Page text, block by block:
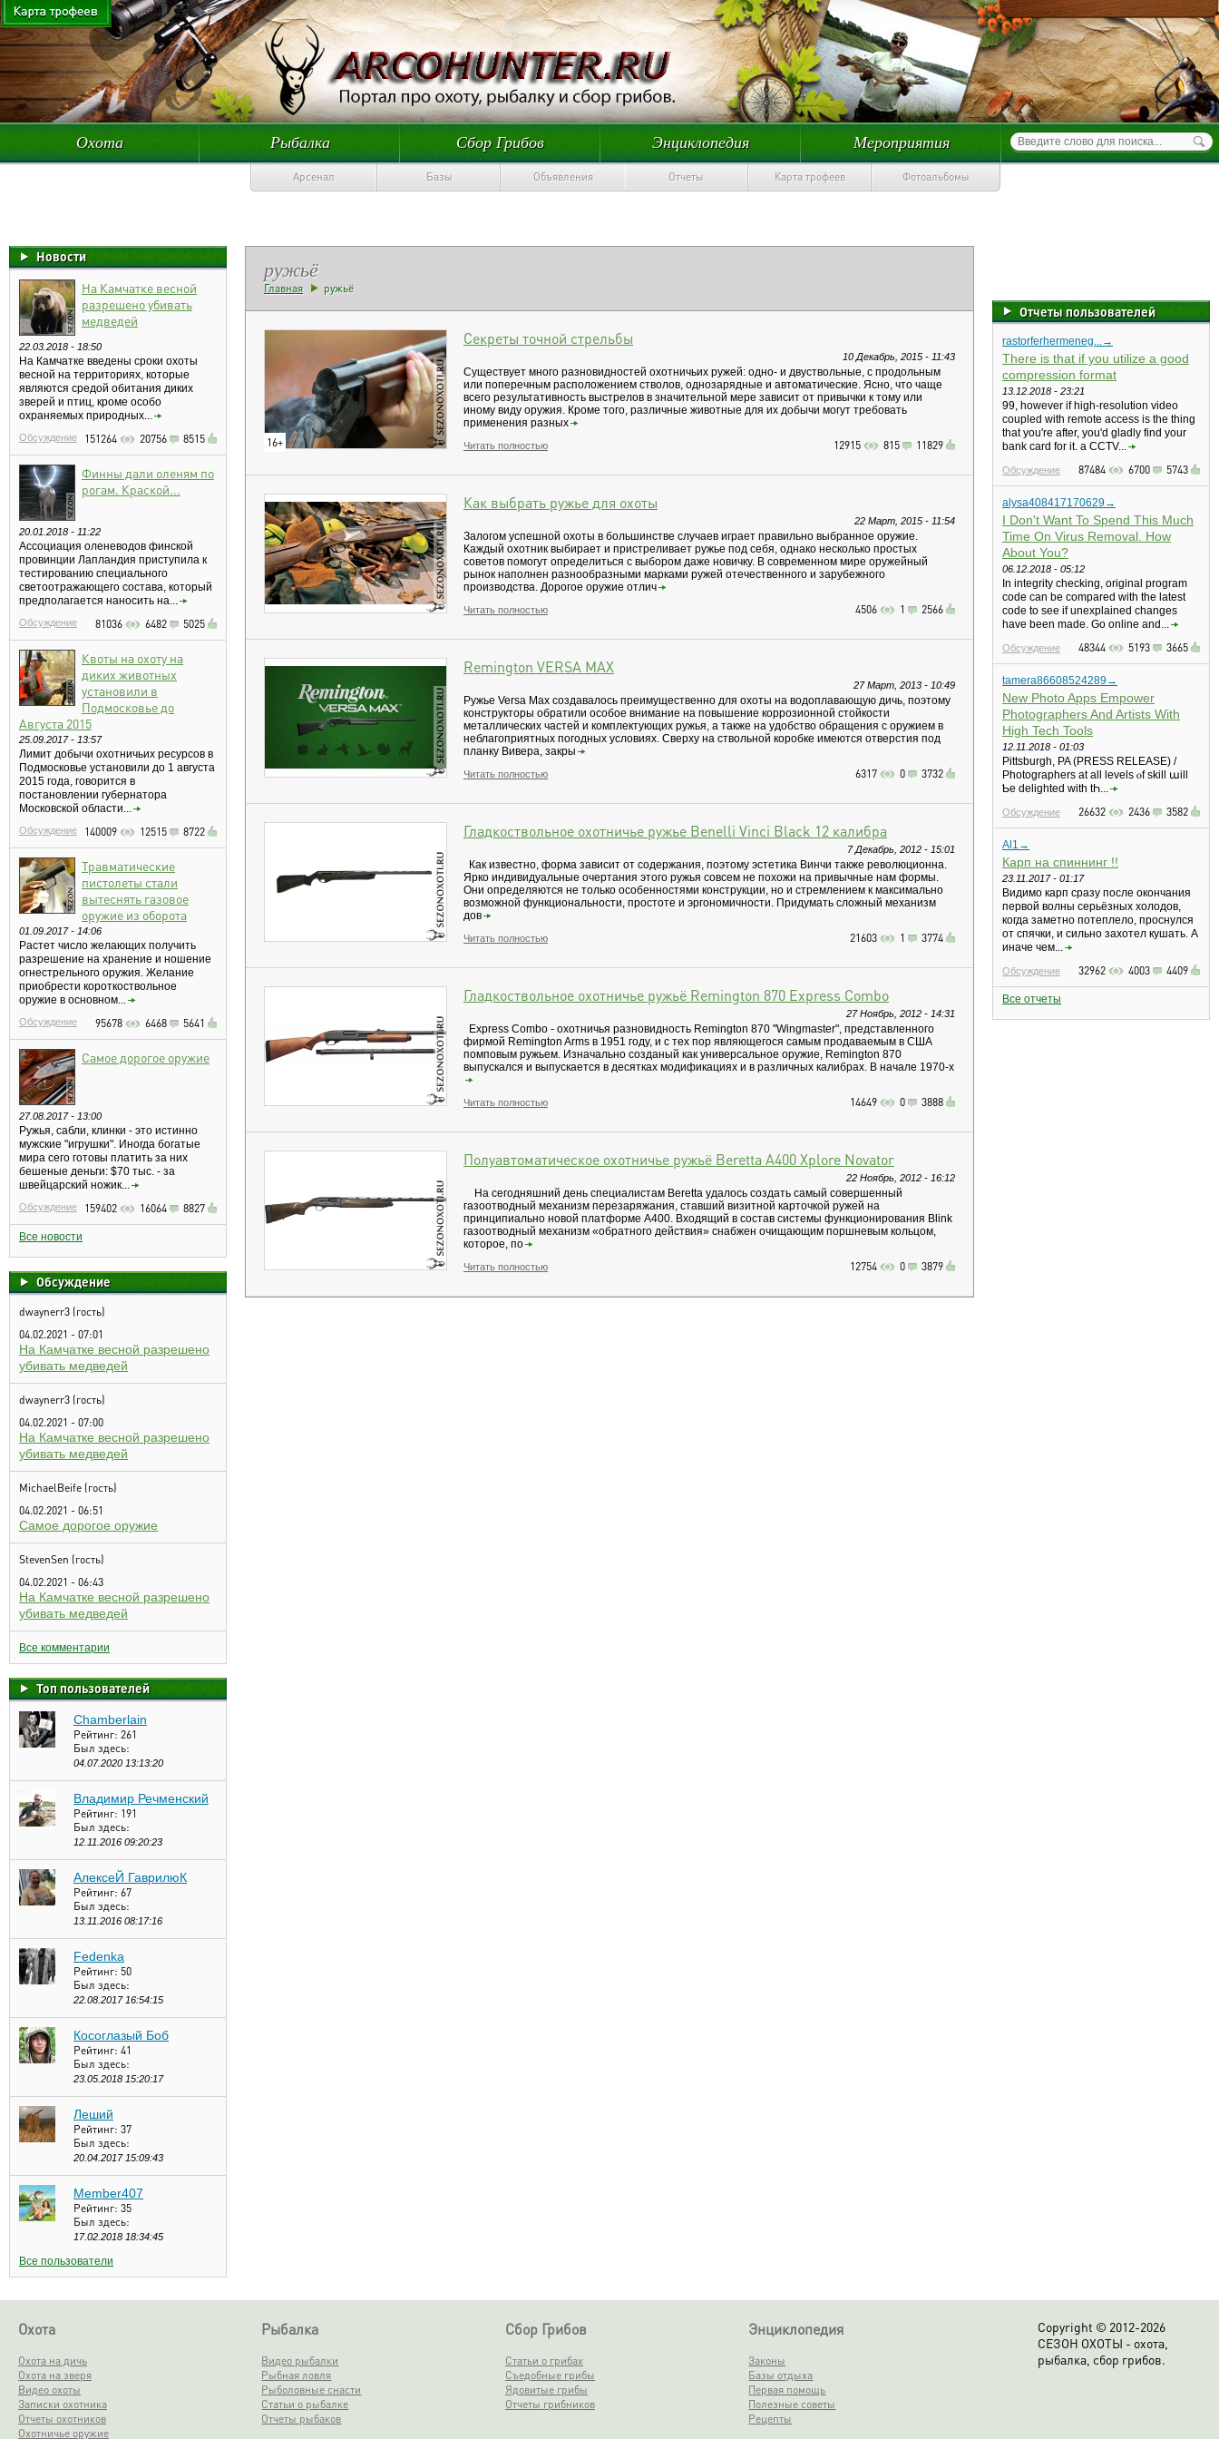
Охота Рыбалка Сбор Грибов Энциклопедия Мероприятия
Арсенал Базы Объявления Отчеты Карта трофеев Фотоальбомы
Новости
На Камчатке весной
разрешено убивать
медведей
22.03.2018 - 18:50
На Камчатке введены сроки охоты
весной на территориях, которые
являются средой обитания диких
зверей и птиц, кроме особо
охраняемых природных...
Обсуждение 151264 20756 8515
Финны дали оленям по
рогам. Краской...
20.01.2018 - 11:22
Ассоциация оленеводов финской
провинции Лапландия приступила к
тестированию специального
светоотражающего состава, который
предполагается наносить на...
Обсуждение 81036 6482 5025
Квоты на охоту на
диких животных
установили в
Подмосковье до
Августа 2015
25.09.2017 - 13:57
Лимит добычи охотничьих ресурсов в
Подмосковье установили до 1 августа
2015 года, говорится в
постановлении губернатора
Московской области...
Обсуждение 140009 12515 8722
Травматические
пистолеты стали
вытеснять газовое
оружие из оборота
01.09.2017 - 14:06
Растет число желающих получить
разрешение на хранение и ношение
огнестрельного оружия. Желание
приобрести короткоствольное
оружие в основном...
Обсуждение 95678 6468 5641
Самое дорогое оружие
27.08.2017 - 13:00
Ружья, сабли, клинки - это истинно
мужские "игрушки". Иногда богатые
мира сего готовы платить за них
бешеные деньги: $70 тыс. - за
швейцарский ножик...
Обсуждение 159402 16064 8827
Все новости
Обсуждение
dwaynerr3 (гость)
04.02.2021 - 07:01
На Камчатке весной разрешено
убивать медведей
dwaynerr3 (гость)
04.02.2021 - 07:00
На Камчатке весной разрешено
убивать медведей
MichaelBeife (гость)
04.02.2021 - 06:51
Самое дорогое оружие
StevenSen (гость)
04.02.2021 - 06:43
На Камчатке весной разрешено
убивать медведей
Все комментарии
Топ пользователей
Chamberlain
Рейтинг: 261
Был здесь:
04.07.2020 13:13:20
Владимир Речменский
Рейтинг: 191
Был здесь:
12.11.2016 09:20:23
АлексеЙ ГаврилюК
Рейтинг: 67
Был здесь:
13.11.2016 08:17:16
Fedenka
Рейтинг: 50
Был здесь:
22.08.2017 16:54:15
Косоглазый Боб
Рейтинг: 41
Был здесь:
23.05.2018 15:20:17
Леший
Рейтинг: 37
Был здесь:
20.04.2017 15:09:43
Member407
Рейтинг: 35
Был здесь:
17.02.2018 18:34:45
Все пользователи
Отчеты пользователей
rastorferhermeneg...→
There is that if you utilize a good
compression format
13.12.2018 - 23:21
99, however if high-resolution video
coupled with remote access is the thing
that you're after, you'd gladly find your
bank card for it. a CCTV...
Обсуждение 87484 6700 5743
alysa408417170629→
I Don't Want To Spend This Much
Time On Virus Removal. How
About You?
06.12.2018 - 05:12
In integrity checking, original program
code can be compared with the latest
code to see if unexplained changes
have been made. Go online and...
Обсуждение 48344 5193 3665
tamera86608524289→
New Photo Apps Empower
Photographers And Artists With
High Tech Tools
12.11.2018 - 01:03
Pittsburgh, PA (PRESS RELEASE) /
Photographers at all levels ⲟf skill աill
Ƅе delighted with tҺ...
Обсуждение 26632 2436 3582
Al1→
Карп на спиннинг !!
23.11.2017 - 01:17
Видимо карп сразу после окончания
первой волны серьёзных холодов,
когда заметно потеплело, проснулся
от спячки, и сильно захотел кушать. А
иначе чем...
Обсуждение 32962 4003 4409
Все отчеты
ружьё
Главная ружьё
16+
Секреты точной стрельбы
10 Декабрь, 2015 - 11:43
Существует много разновидностей охотничьих ружей: одно- и двуствольные, с продольным
или поперечным расположением стволов, однозарядные и автоматические. Ясно, что чаще
всего результативность выстрелов в значительной мере зависит от привычки к тому или
иному виду оружия. Кроме того, различные животные для их добычи могут требовать
применения разных
Читать полностью 12915 815 11829
Как выбрать ружье для охоты
22 Март, 2015 - 11:54
Залогом успешной охоты в большинстве случаев играет правильно выбранное оружие.
Каждый охотник выбирает и пристреливает ружье под себя, однако несколько простых
советов помогут определиться с выбором даже новичку. В современном мире оружейный
рынок наполнен разнообразными марками ружей отечественного и зарубежного
производства. Дорогое оружие отлич
Читать полностью 4506 1 2566
Remington VERSA MAX
27 Март, 2013 - 10:49
Ружье Versa Max создавалось преимущественно для охоты на водоплавающую дичь, поэтому
конструкторы обратили особое внимание на повышение коррозионной стойкости
металлических частей и комплектующих ружья, а также на удобство обращения с оружием в
неблагоприятных погодных условиях. Сверху на ствольной коробке имеются отверстия под
планку Вивера, закры
Читать полностью 6317 0 3732
Гладкоствольное охотничье ружье Benelli Vinci Black 12 калибра
7 Декабрь, 2012 - 15:01
Как известно, форма зависит от содержания, поэтому эстетика Винчи также революционна.
Ярко индивидуальные очертания этого ружья совсем не похожи на привычные нам формы.
Они определяются не только особенностями конструкции, но и стремлением к максимально
возможной функциональности, простоте и эргономичности. Придумать сложный механизм
дов
Читать полностью 21603 1 3774
Гладкоствольное охотничье ружьё Remington 870 Express Combo
27 Ноябрь, 2012 - 14:31
Express Combo - охотничья разновидность Remington 870 "Wingmaster", представленного
фирмой Remington Arms в 1951 году, и с тех пор являющегося самым продаваемым в США
помповым ружьем. Изначально созданый как универсальное оружие, Remington 870
выпускался и выпускается в десятках модификациях и в различных калибрах. В начале 1970-х
Читать полностью 14649 0 3888
Полуавтоматическое охотничье ружьё Beretta A400 Xplore Novator
22 Ноябрь, 2012 - 16:12
На сегодняшний день специалистам Beretta удалось создать самый совершенный
газоотводный механизм перезаряжания, ставший визитной карточкой ружей на
принципиально новой платформе A400. Входящий в состав системы функционирования Blink
газоотводный механизм «обратного действия» снабжен очищающим поршневым кольцом,
которое, по
Читать полностью 12754 0 3879
Copyright © 2012-2026
СЕЗОН ОХОТЫ - охота,
рыбалка, сбор грибов.
Охота
Охота на дичь
Охота на зверя
Видео охоты
Записки охотника
Отчеты охотников
Охотничье оружие
Рыбалка
Видео рыбалки
Рыбная ловля
Рыболовные снасти
Статьи о рыбалке
Отчеты рыбаков
Сбор Грибов
Статьи о грибах
Съедобные грибы
Ядовитые грибы
Отчеты грибников
Энциклопедия
Законы
Базы отдыха
Первая помощь
Полезные советы
Рецепты